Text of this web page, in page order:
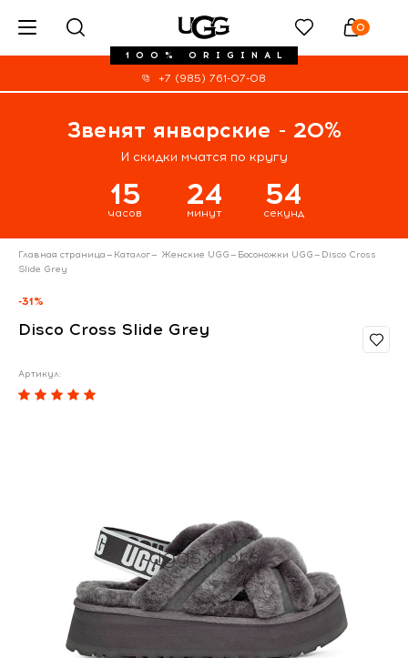
100% ORIGINAL
0
+7 (985) 761-07-08
Звенят январские - 20%
И скидки мчатся по кругу
15
часов
24
минут
54
секунд
Главная страница— Каталог— Женские UGG— Босоножки UGG— Disco Cross
Slide Grey
-31%
Disco Cross Slide Grey
Артикул: